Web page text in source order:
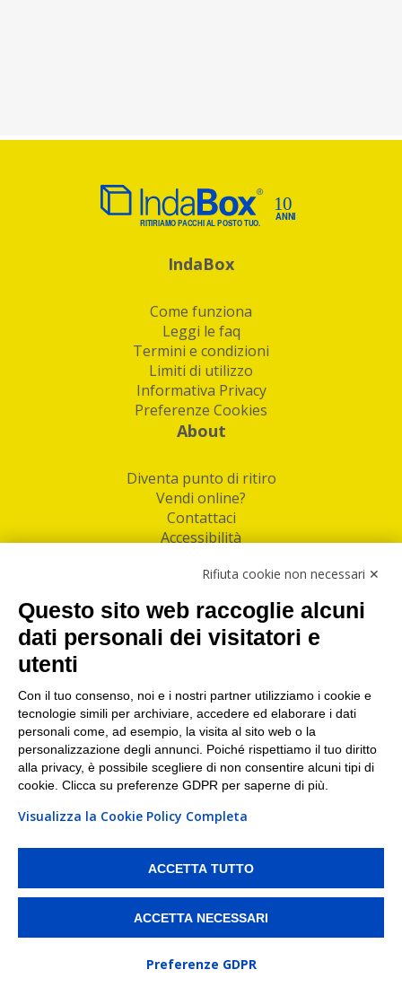
IndaBox
Come funziona
Leggi le faq
Termini e condizioni
Limiti di utilizzo
Informativa Privacy
Preferenze Cookies
About
Diventa punto di ritiro
Vendi online?
Contattaci
Accessibilità
Facebook
Linkedin
I nostri punti di ritiro e spedizione pacchi nelle
maggiori città italiane
Torino|Milano|Roma|Bologna|Firenze| Genova
Napoli|Varese
PI/CF/N°Iscr.: 10821360012 | REA: RM 1494760 | Cap.Soc.: 50.000€ |
Whistleblowing|Privacy |Preferenze Cookies
ritirare i tuoi acquisti online e spedire i tuoi pacchi.
Rifiuta cookie non necessari ✕
Questo sito web raccoglie alcuni
dati personali dei visitatori e
utenti
Con il tuo consenso, noi e i nostri partner utilizziamo i cookie e
tecnologie simili per archiviare, accedere ed elaborare i dati
personali come, ad esempio, la visita al sito web o la
personalizzazione degli annunci. Poiché rispettiamo il tuo diritto
alla privacy, è possibile scegliere di non consentire alcuni tipi di
cookie. Clicca su preferenze GDPR per saperne di più.
Visualizza la Cookie Policy Completa
ACCETTA TUTTO
ACCETTA NECESSARI
Preferenze GDPR